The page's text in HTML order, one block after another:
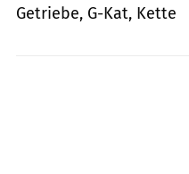
Getriebe, G-Kat, Kette